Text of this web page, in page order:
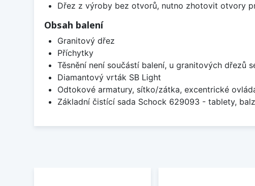
Dřez z výroby bez otvorů, nutno zhotovit otvory
Obsah balení
Granitový dřez
Příchytky
Těsnění není součástí balení, u granitových dřezů
Diamantový vrták SB Light
Odtokové armatury, sítko/zátka, excentrické
Základní čistící sada Schock 629093 - tablety,